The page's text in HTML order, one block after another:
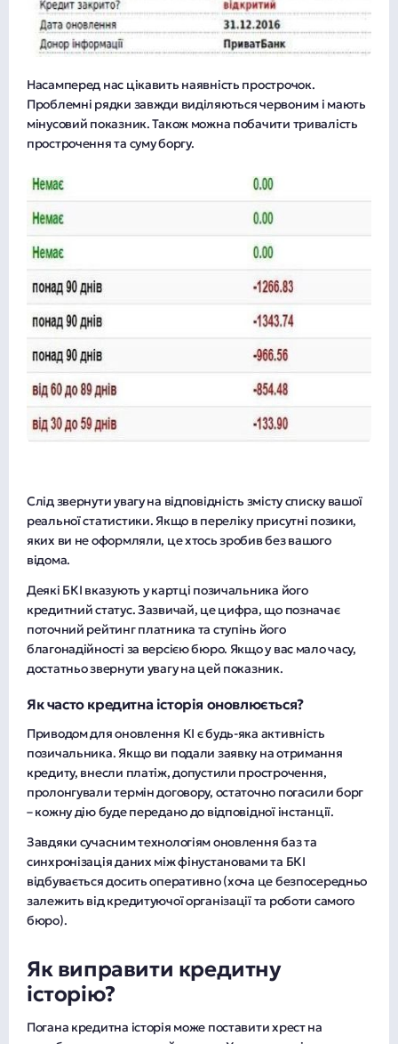
Насамперед нас цікавить наявність прострочок.
Проблемні рядки завжди виділяються червоним і мають
мінусовий показник. Також можна побачити тривалість
прострочення та суму боргу.
Слід звернути увагу на відповідність змісту списку вашої
реальної статистики. Якщо в переліку присутні позики,
яких ви не оформляли, це хтось зробив без вашого
відома.
Деякі БКІ вказують у картці позичальника його
кредитний статус. Зазвичай, це цифра, що позначає
поточний рейтинг платника та ступінь його
благонадійності за версією бюро. Якщо у вас мало часу,
достатньо звернути увагу на цей показник.
Як часто кредитна історія оновлюється?
Приводом для оновлення КІ є будь-яка активність
позичальника. Якщо ви подали заявку на отримання
кредиту, внесли платіж, допустили прострочення,
пролонгували термін договору, остаточно погасили борг
– кожну дію буде передано до відповідної інстанції.
Завдяки сучасним технологіям оновлення баз та
синхронізація даних між фінустановами та БКІ
відбувається досить оперативно (хоча це безпосередньо
залежить від кредитуючої організації та роботи самого
бюро).
Як виправити кредитну
історію?
Погана кредитна історія може поставити хрест на